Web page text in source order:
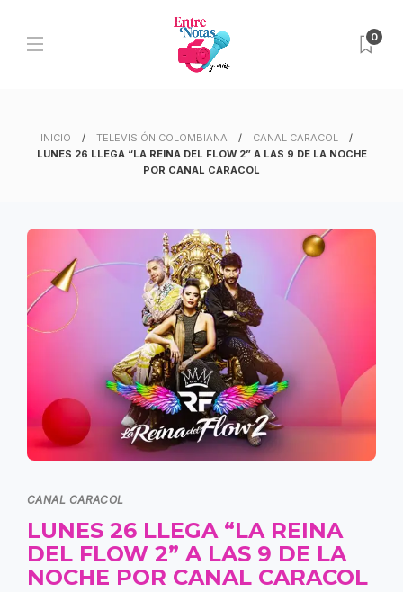
0
INICIO TELEVISIÓN COLOMBIANA
CANAL CARACOL
LUNES 26 LLEGA “LA REINA DEL FLOW 2” A LAS 9 DE LA NOCHE
POR CANAL CARACOL
CANAL CARACOL
LUNES 26 LLEGA “LA REINA
DEL FLOW 2” A LAS 9 DE LA
NOCHE POR CANAL CARACOL